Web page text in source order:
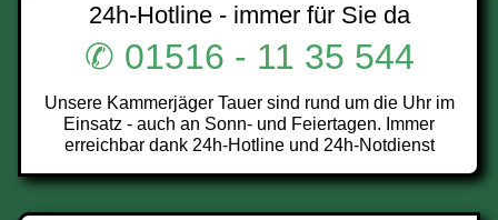
24h-Hotline - immer für Sie da
✆ 01516 - 11 35 544
Unsere Kammerjäger Tauer sind rund um die Uhr im
Einsatz - auch an Sonn- und Feiertagen. Immer
erreichbar dank 24h-Hotline und 24h-Notdienst